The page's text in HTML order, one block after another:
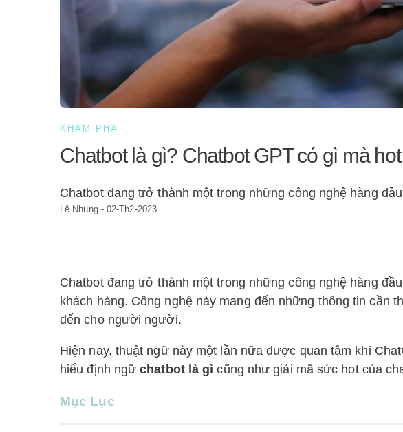
KHÁM PHÁ
Chatbot là gì? Chatbot GPT có gì mà
Chatbot đang trở thành một trong những công nghệ hàng
Lê Nhung- 02-Th2-2023
Chatbot đang trở thành một trong những công nghệ hàng
khách hàng. Công nghệ này mang đến những thông tin cần
đến cho người người.
Hiện nay, thuật ngữ này một lần nữa được quan tâm khi
hiểu định ngữchatbot là gì cũng như giải mã sức hot của
Mục Lục